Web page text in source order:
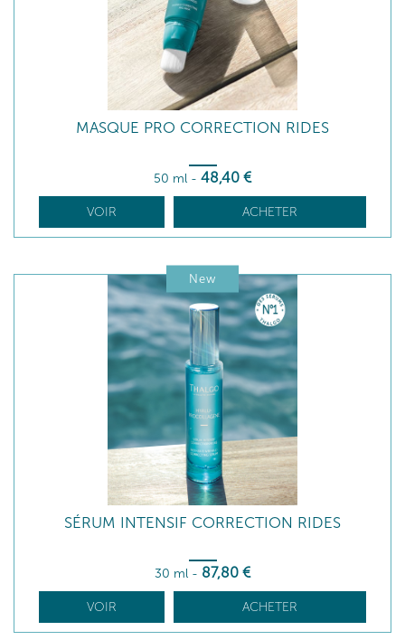
MASQUE PRO CORRECTION RIDES
50 ml - 48,40 €
VOIR ACHETER
New
SÉRUM INTENSIF CORRECTION RIDES
30 ml - 87,80 €
VOIR ACHETER